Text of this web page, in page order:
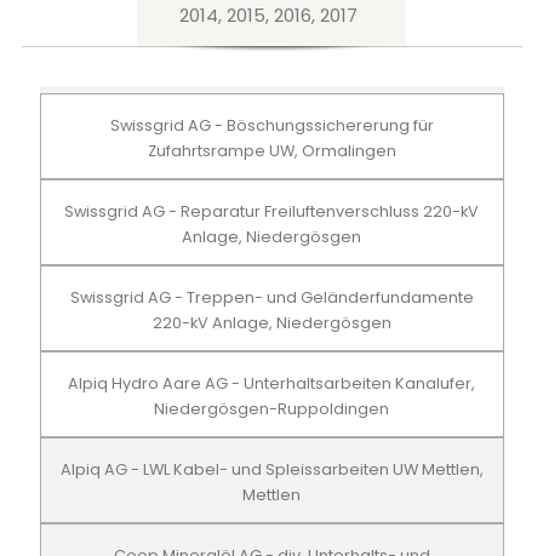
2014, 2015, 2016, 2017
Swissgrid AG - Böschungssichererung für
Zufahrtsrampe UW, Ormalingen
Swissgrid AG - Reparatur Freiluftenverschluss 220-kV
Anlage, Niedergösgen
Swissgrid AG - Treppen- und Geländerfundamente
220-kV Anlage, Niedergösgen
Alpiq Hydro Aare AG - Unterhaltsarbeiten Kanalufer,
Niedergösgen-Ruppoldingen
Alpiq AG - LWL Kabel- und Spleissarbeiten UW Mettlen,
Mettlen